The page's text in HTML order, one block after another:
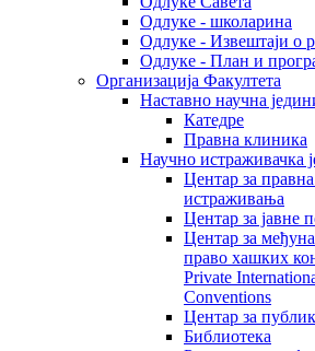
Одлуке - школарина
Одлуке - Извештаји о
Одлуке - План и
Организација Факултета
Наставно научна
Катедре
Правна клиника
Научно истраживачка
Центар за
истраживања
Центар за јавне
Центар за
право хашких
Private
Conventions
Центар за
Библиотека